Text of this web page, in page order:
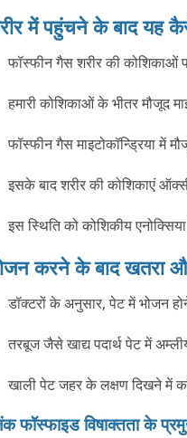
में पहुंचने के बाद यह
फॉस्फीन गैस शरीर की कोशिकाओं
हमारी कोशिकाओं के भीतर मौजूद
फॉस्फीन गैस माइटोकॉन्ड्रिया में
इसके बाद शरीर की कोशिकाएं
इस स्थिति को कोशिकीय
करने के बाद खतरा
डॉक्टरों के अनुसार, पेट में भोजन
तरबूज जैसे खाद्य पदार्थ पेट में
खाली पेट जहर के लक्षण दिखने में
फॉस्फाइड विषाक्तता के